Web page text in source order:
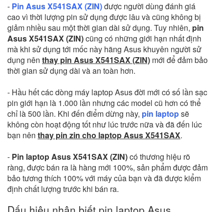
- Pin Asus X541SAX (ZIN)được người dùng đánh giá
cao vì thời lượng pin sử dụng được lâu và cũng không bị
giảm nhiều sau một thời gian dài sử dụng. Tuy nhiên, pin
Asus X541SAX (ZIN)cũng có những giới hạn nhất định
mà khi sử dụng tới mốc này hãng Asus khuyên người sử
dụng nên thay pin Asus X541SAX (ZIN) mới để đảm bảo
thời gian sử dụng dài và an toàn hơn.
- Hầu hết các dòng máy laptop Asus đời mới có số lần sạc
pin giới hạn là 1.000 lần nhưng các model cũ hơn có thể
chỉ là 500 lần. Khi đến điểm dừng này, pin laptopsẽ
không còn hoạt động tốt như lúc trước nữa và đã đến lúc
bạn nên thay pin zin cho laptop Asus X541SAX.
- Pin laptop Asus X541SAX (ZIN)có thương hiệu rõ
ràng, được bán ra là hàng mới 100%, sản phẩm được đảm
bảo tương thích 100% với máy của bạn và đã được kiểm
định chất lượng trước khi bán ra.